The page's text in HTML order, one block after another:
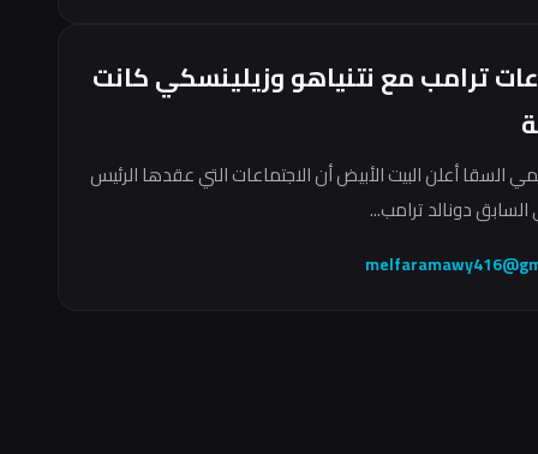
ترامب مع نتنياهو وزيلينسكي كانت
السقا أعلن البيت الأبيض أن الاجتماعات التي عقدها الرئيس
السابق دونالد ترامب...